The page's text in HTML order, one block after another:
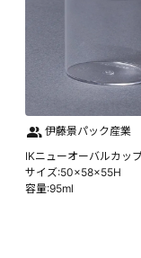
伊藤景パック産業
IKニューオーバルカッ
サイズ:50×58×55H
容量:95ml